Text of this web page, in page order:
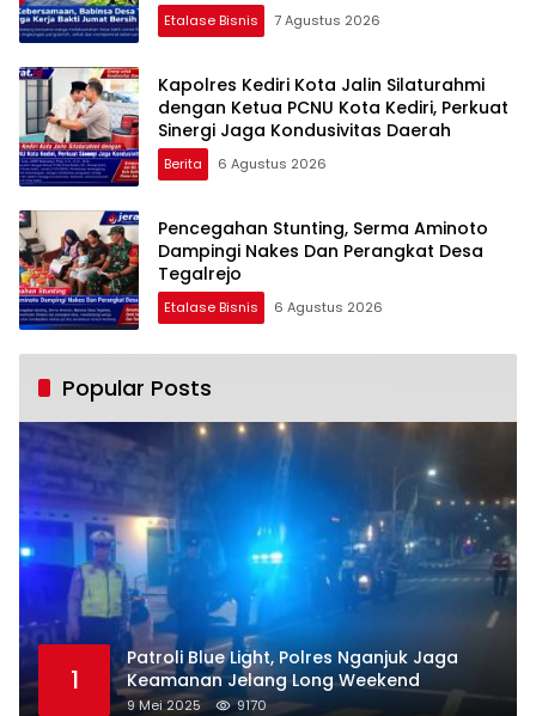
Etalase Bisnis 7 Agustus 2026
Kapolres Kediri Kota Jalin Silaturahmi
dengan Ketua PCNU Kota Kediri, Perkuat
Sinergi Jaga Kondusivitas Daerah
Berita 6 Agustus 2026
Pencegahan Stunting, Serma Aminoto
Dampingi Nakes Dan Perangkat Desa
Tegalrejo
Etalase Bisnis 6 Agustus 2026
Popular Posts
1
Patroli Blue Light, Polres Nganjuk Jaga
Keamanan Jelang Long Weekend
9 Mei 2025 9170